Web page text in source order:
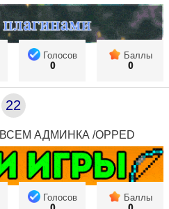
Голосов
0
Баллы
0
22
АДМИНКА /OPPED
Голосов
Баллы